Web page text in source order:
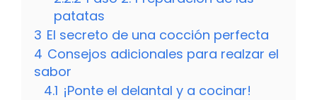
patatas
3 El secreto de una cocción perfecta
4 Consejos adicionales para realzar el
sabor
4.1 ¡Ponte el delantal y a cocinar!